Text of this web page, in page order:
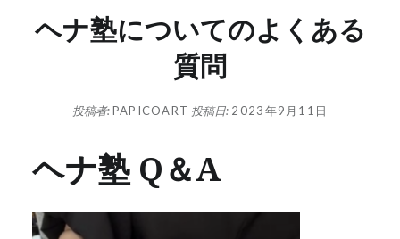
ヘナ塾についてのよくある
質問
投稿者:PAPICOART 投稿日: 2023年9月11日
ヘナ塾 Q＆A